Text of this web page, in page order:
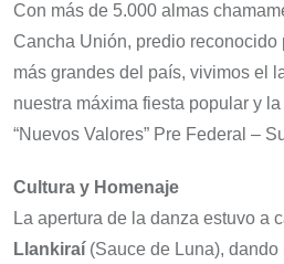
Con más de 5.000 almas
Cancha Unión, predio
más grandes del país, vivimos el
nuestra máxima fiesta popular y
“Nuevos Valores” Pre Federal –
Cultura y Homenaje
La apertura de la danza estuvo a
Llankiraí (Sauce de Luna),